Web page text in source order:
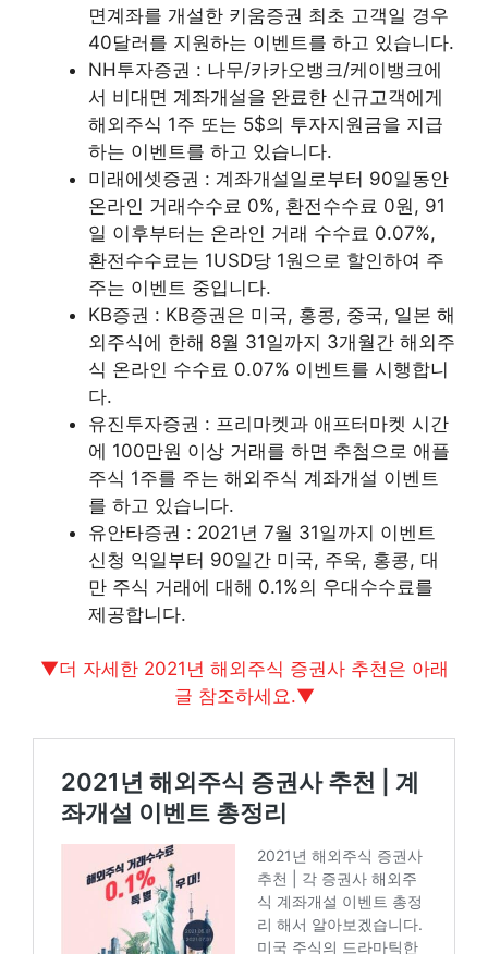
면계좌를 개설한 키움증권 최초 고객일 경우
40달러를 지원하는 이벤트를 하고 있습니다.
NH투자증권 : 나무/카카오뱅크/케이뱅크에
서 비대면 계좌개설을 완료한 신규고객에게
해외주식 1주 또는 5$의 투자지원금을 지급
하는 이벤트를 하고 있습니다.
미래에셋증권 : 계좌개설일로부터 90일동안
온라인 거래수수료 0%, 환전수수료 0원, 91
일 이후부터는 온라인 거래 수수료 0.07%,
환전수수료는 1USD당 1원으로 할인하여 주
주는 이벤트 중입니다.
KB증권 : KB증권은 미국, 홍콩, 중국, 일본 해
외주식에 한해 8월 31일까지 3개월간 해외주
식 온라인 수수료 0.07% 이벤트를 시행합니
다.
유진투자증권 : 프리마켓과 애프터마켓 시간
에 100만원 이상 거래를 하면 추첨으로 애플
주식 1주를 주는 해외주식 계좌개설 이벤트
를 하고 있습니다.
유안타증권 : 2021년 7월 31일까지 이벤트
신청 익일부터 90일간 미국, 주욱, 홍콩, 대
만 주식 거래에 대해 0.1%의 우대수수료를
제공합니다.
▼더 자세한 2021년 해외주식 증권사 추천은 아래
글 참조하세요.▼